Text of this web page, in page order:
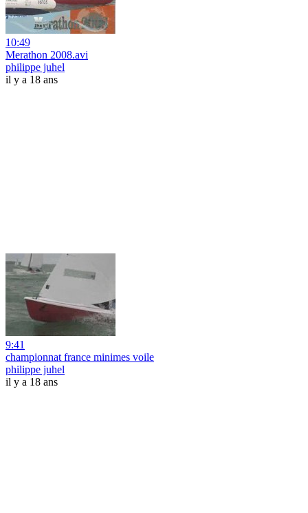
10:49
Merathon 2008.avi
philippe juhel
il y a 18 ans
9:41
championnat france minimes voile
philippe juhel
il y a 18 ans